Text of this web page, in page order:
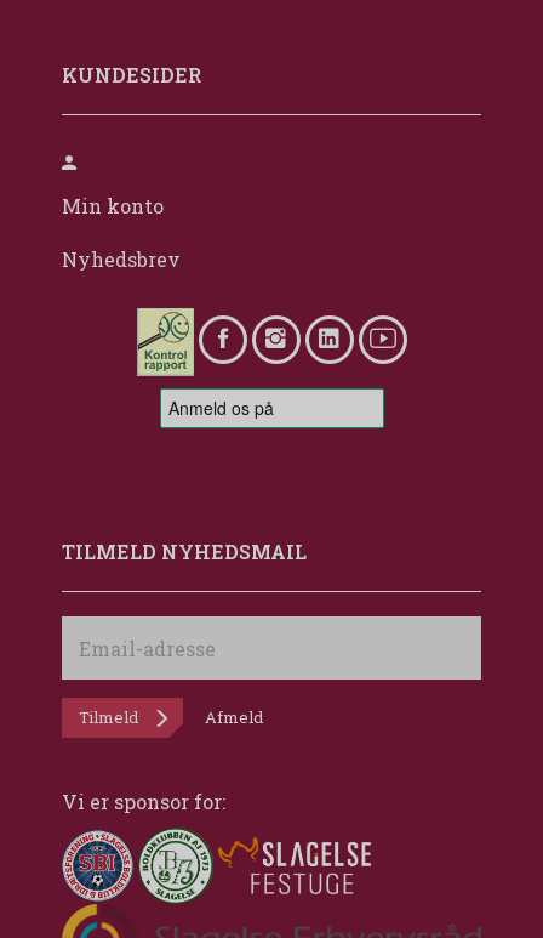
KUNDESIDER
Min konto
Nyhedsbrev
TILMELD NYHEDSMAIL
adresse
Tilmeld Afmeld
Vi er sponsor for: